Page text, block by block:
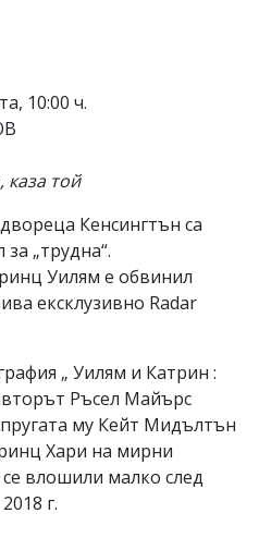
10:00 ч.
каза той
Кенсингтън са
„трудна“.
Уилям е обвинил
ексклузивно Radar
„ Уилям и Катрин :
Ръсел Майърс
му Кейт Мидълтън
Хари на мирни
влошили малко след
г.